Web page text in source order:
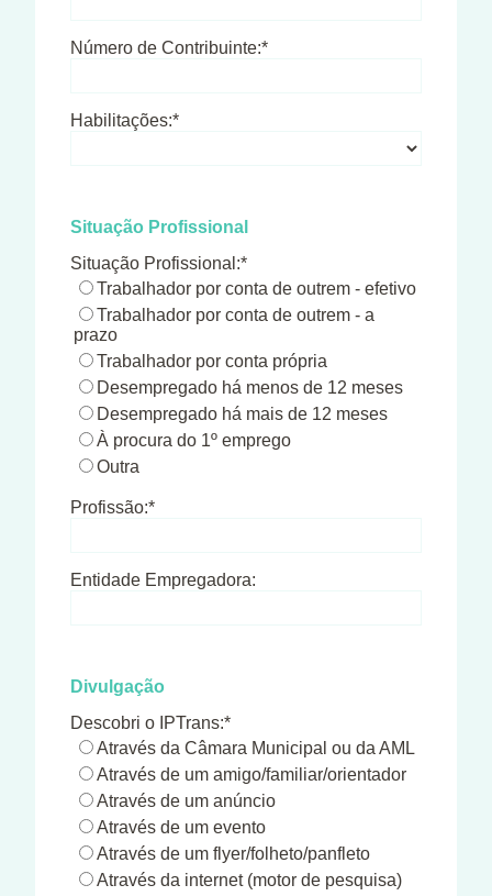
Número de Contribuinte:*
Habilitações:*
Situação Profissional
Situação Profissional:*
Trabalhador por conta de outrem - efetivo
Trabalhador por conta de outrem - a
prazo
Trabalhador por conta própria
Desempregado há menos de 12 meses
Desempregado há mais de 12 meses
À procura do 1º emprego
Outra
Profissão:*
Entidade Empregadora:
Divulgação
Descobri o IPTrans:*
Através da Câmara Municipal ou da AML
Através de um amigo/familiar/orientador
Através de um anúncio
Através de um evento
Através de um flyer/folheto/panfleto
Através da internet (motor de pesquisa)